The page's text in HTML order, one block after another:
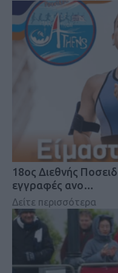
18oς Διεθνής
εγγραφές ανο…
Δείτε περισσότερα